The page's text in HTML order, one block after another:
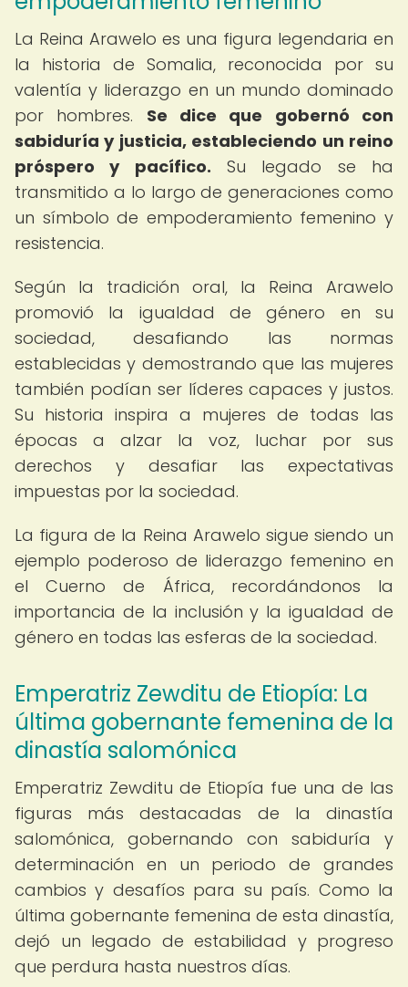
La Reina Arawelo es una figura legendaria en
la historia de Somalia, reconocida por su
valentía y liderazgo en un mundo dominado
por hombres. Se dice que gobernó con
sabiduría y justicia, estableciendo un reino
próspero y pacífico. Su legado se ha
transmitido a lo largo de generaciones como
un símbolo de empoderamiento femenino y
resistencia.
Según la tradición oral, la Reina Arawelo
promovió la igualdad de género en su
sociedad, desafiando las normas
establecidas y demostrando que las mujeres
también podían ser líderes capaces y justos.
Su historia inspira a mujeres de todas las
épocas a alzar la voz, luchar por sus
derechos y desafiar las expectativas
impuestas por la sociedad.
La figura de la Reina Arawelo sigue siendo un
ejemplo poderoso de liderazgo femenino en
el Cuerno de África, recordándonos la
importancia de la inclusión y la igualdad de
género en todas las esferas de la sociedad.
Emperatriz Zewditu de Etiopía: La
última gobernante femenina de la
dinastía salomónica
Emperatriz Zewditu de Etiopía fue una de las
figuras más destacadas de la dinastía
salomónica, gobernando con sabiduría y
determinación en un periodo de grandes
cambios y desafíos para su país. Como la
última gobernante femenina de esta dinastía,
dejó un legado de estabilidad y progreso
que perdura hasta nuestros días.